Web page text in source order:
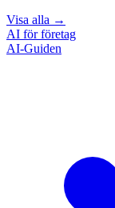
Visa alla →
AI för företag
AI-Guiden